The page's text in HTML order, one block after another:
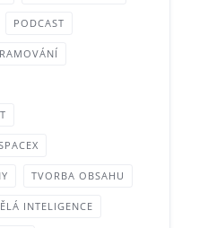
PODCAST
TVORBA OBSAHU
INTELIGENCE